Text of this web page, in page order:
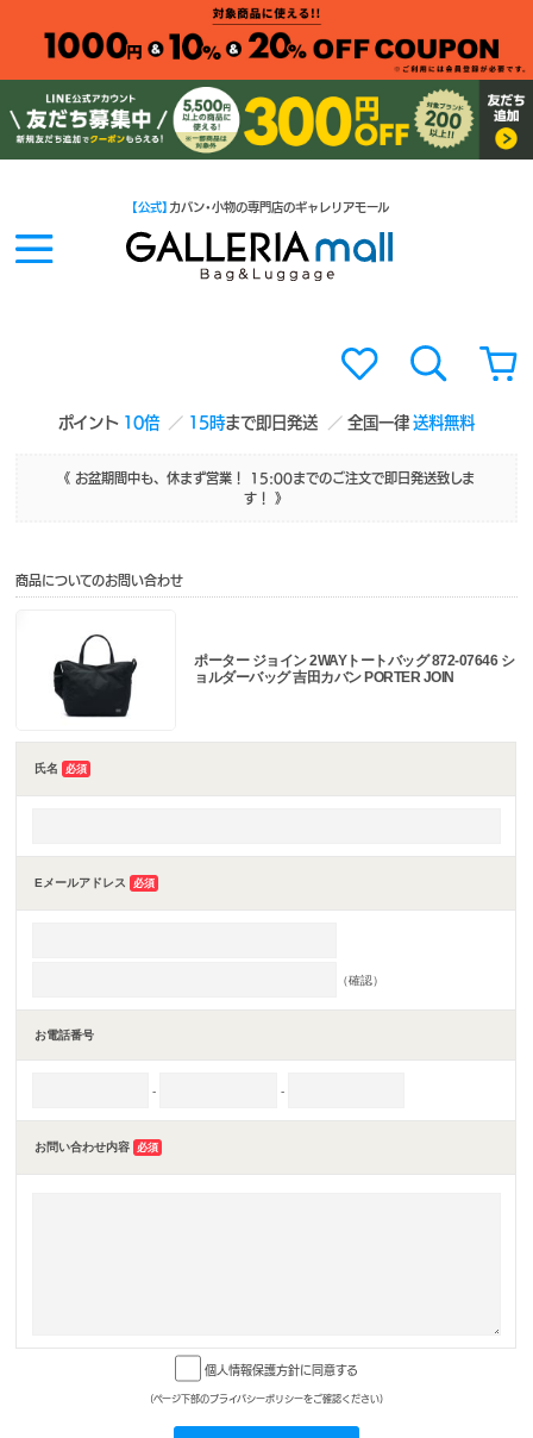
ポイント 10倍 15時まで即日発送 全国一律送料無料
【公式】 カバン・小物の専門店のギャレリアモール
《 お盆期間中も、休まず営業！ 15:00までのご注文で即日発送致しま
す！ 》
商品についてのお問い合わせ
ポーター ジョイン 2WAYトートバッグ 872-07646 シ
ョルダーバッグ 吉田カバン PORTER JOIN
氏名 必須
Eメールアドレス 必須
（確認）
お電話番号
- -
お問い合わせ内容 必須
個人情報保護方針に同意する
(ページ下部のプライバシーポリシーをご確認ください)